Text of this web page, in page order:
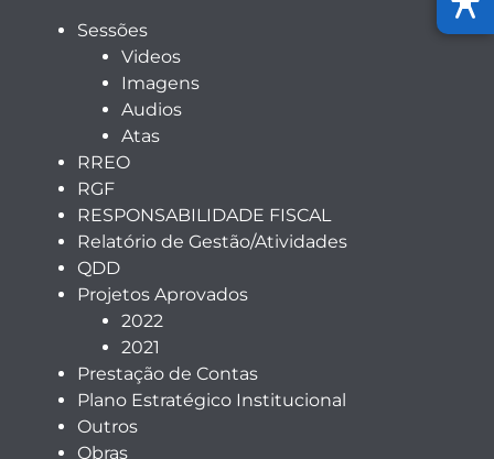
Sessões
Videos
Imagens
Audios
Atas
RREO
RGF
RESPONSABILIDADE FISCAL
Relatório de Gestão/Atividades
QDD
Projetos Aprovados
2022
2021
Prestação de Contas
Plano Estratégico Institucional
Outros
Obras